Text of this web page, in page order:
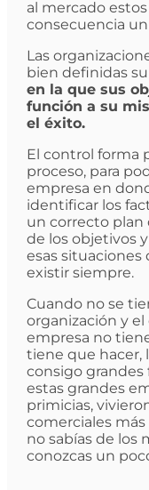
al mercado
consecuencia
Las
bien definidas
en la que sus
función a su
el éxito.
El control forma
proceso, para
empresa en
identificar los
un correcto plan
de los objetivos
esas situaciones
existir siempre.
Cuando no se
organización y
empresa no
tiene que hacer,
consigo grandes
estas grandes
primicias,
comerciales más
no sabías de los
conozcas un